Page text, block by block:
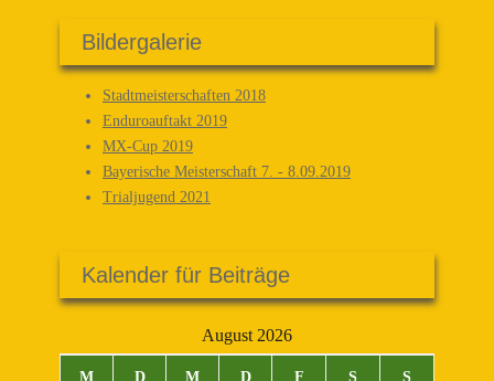
Bildergalerie
Stadtmeisterschaften 2018
Enduroauftakt 2019
MX-Cup 2019
Bayerische Meisterschaft 7. - 8.09.2019
Trialjugend 2021
Kalender für Beiträge
August 2026
M D M D F S S